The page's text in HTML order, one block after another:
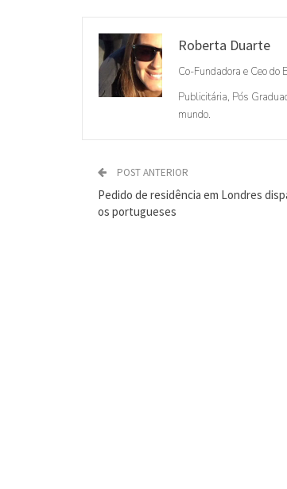
Roberta Duarte
Co-Fundadora e Ceo do
Publicitária, Pós
mundo.
POST ANTERIOR
Pedido de residência em Londres
os portugueses